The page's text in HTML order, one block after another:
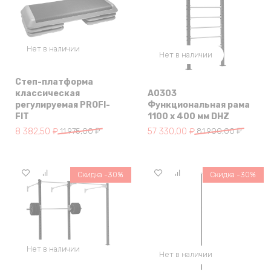
Нет в наличии
Степ-платформа
классическая
регулируемая PROFI-
FIT
11 975,00₽
Первоначальная цена составляла 11 975,00 ₽.
8 382,50 ₽
Текущая цена: 8 382,50 ₽.
Нет в наличии
A0303
Функциональная рама
1100 x 400 мм DHZ
81 900,00₽
Первоначальная цена
57 330,00 ₽
Текущая цена: 57 330,00 ₽.
Нет в наличии
Скидка -30%
Нет в наличии
Скидка -30%